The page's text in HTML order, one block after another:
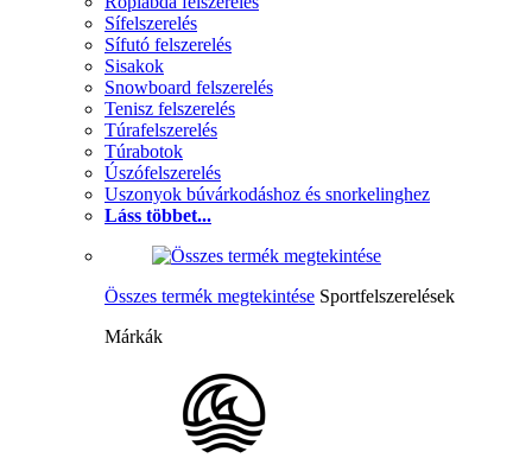
Sífelszerelés
Sífutó felszerelés
Sisakok
Snowboard felszerelés
Tenisz felszerelés
Túrafelszerelés
Túrabotok
Úszófelszerelés
Uszonyok búvárkodáshoz és snorkelinghez
Láss többet...
Összes termék megtekintése Sportfelszerelések
Márkák